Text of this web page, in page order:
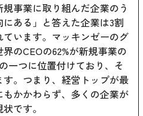
事業に取り組んだ企業のう
ある」と答えた企業は3割
います。マッキンゼーのグ
のCEOの62%が新規事業の
一つに位置付けており、そ
。つまり、経営トップが最
かかわらず、多くの企業が
です。